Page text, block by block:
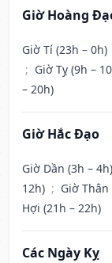
Giờ Hoàng
Giờ Tí (23h – 0h)
; Giờ Tỵ (9h –
– 20h)
Giờ Hắc Đạo
Giờ Dần (3h – 4h)
12h) ; Giờ Thân
Hợi (21h – 22h)
Các Ngày Kỵ